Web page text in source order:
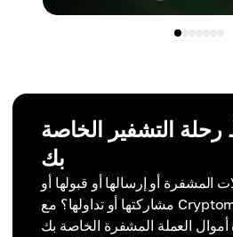
التشفير الخاصة
بك
المشفرة أو إرسالها أو قبولها أو
مشاركتها أو تداولها؟ مع Cryptomus، كل شيء ممكن -
أموال العملة المشفرة الخاصة بك